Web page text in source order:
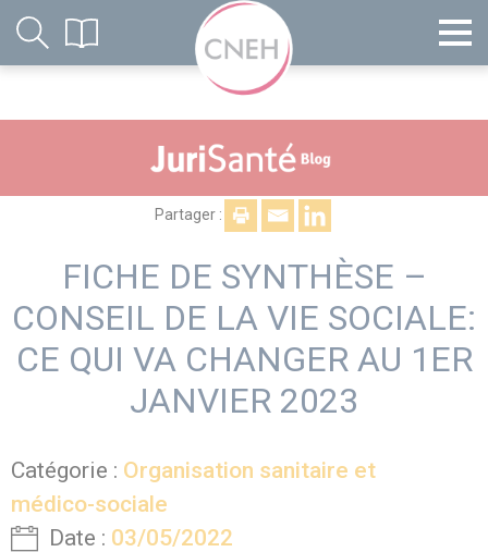
Partager :
FICHE DE SYNTHÈSE –
CONSEIL DE LA VIE SOCIALE:
CE QUI VA CHANGER AU 1ER
JANVIER 2023
Catégorie : Organisation sanitaire et
médico-sociale
Date : 03/05/2022